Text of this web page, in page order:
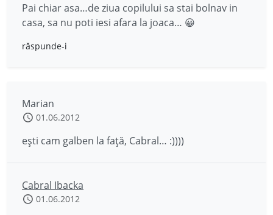
Pai chiar asa…de ziua copilului sa stai bolnav in
casa, sa nu poti iesi afara la joaca… 😀
răspunde-i
Marian
01.06.2012
eşti cam galben la faţă, Cabral… :))))
Cabral Ibacka
01.06.2012